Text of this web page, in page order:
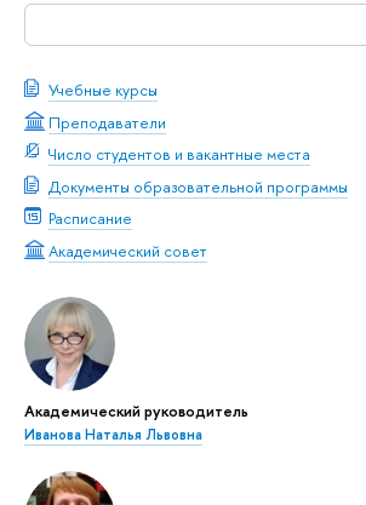
Учебные курсы
Преподаватели
Число студентов и вакантные места
Документы образовательной программы
Расписание
Академический совет
Академический руководитель
Иванова Наталья Львовна